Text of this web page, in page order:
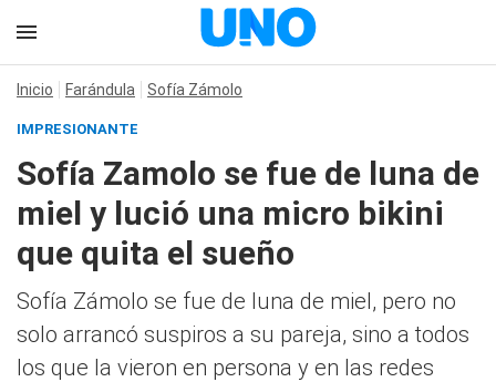
Inicio Farándula Sofía Zámolo
IMPRESIONANTE
Sofía Zamolo se fue de luna de
miel y lució una micro bikini
que quita el sueño
Sofía Zámolo se fue de luna de miel, pero no
solo arrancó suspiros a su pareja, sino a todos
los que la vieron en persona y en las redes